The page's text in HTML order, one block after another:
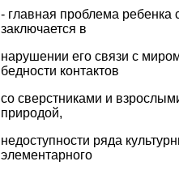
- главная проблема
заключается в
нарушении его связи с
бедности контактов
со сверстниками и
природой,
недоступности ряда
элементарного